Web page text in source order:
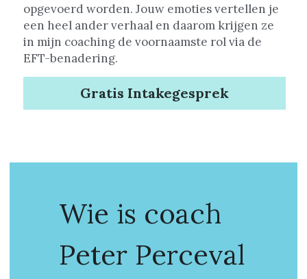
opgevoerd worden. Jouw emoties vertellen je
een heel ander verhaal en daarom krijgen ze
in mijn coaching de voornaamste rol via de
EFT-benadering.
Gratis Intakegesprek
Wie is coach
Peter Perceval